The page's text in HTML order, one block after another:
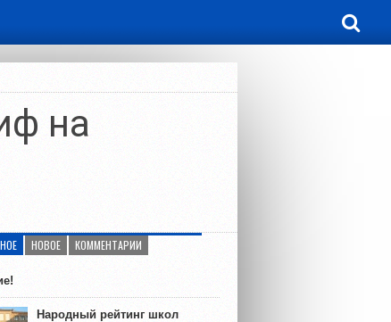
на
НОВОЕ КОММЕНТАРИИ
Народный рейтинг школ